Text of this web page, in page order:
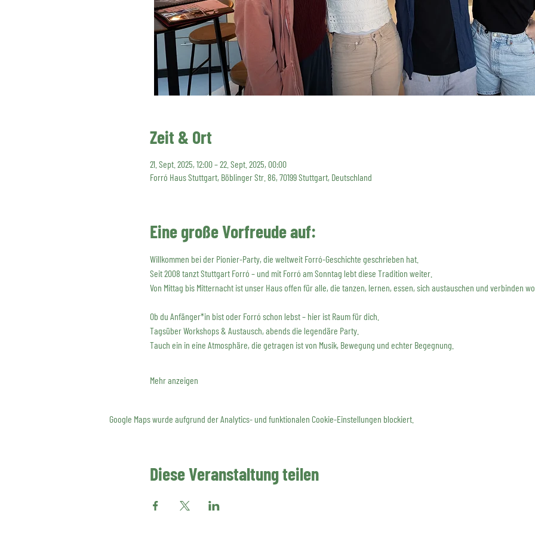
Zeit & Ort
21. Sept. 2025, 12:00 – 22. Sept. 2025, 00:00
Forró Haus Stuttgart, Böblinger Str. 86, 70199 Stuttgart, Deutschland
Eine große Vorfreude auf:
Willkommen bei der Pionier-Party, die weltweit Forró-Geschichte geschrieben hat.
Seit 2008 tanzt Stuttgart Forró – und mit Forró am Sonntag lebt diese Tradition weiter.
Von Mittag bis Mitternacht ist unser Haus offen für alle, die tanzen, lernen, essen, sich austauschen und verbinden
Ob du Anfänger*in bist oder Forró schon lebst – hier ist Raum für dich.
Tagsüber Workshops & Austausch, abends die legendäre Party.
Tauch ein in eine Atmosphäre, die getragen ist von Musik, Bewegung und echter Begegnung.
Mehr anzeigen
Google Maps wurde aufgrund der Analytics- und funktionalen Cookie-Einstellungen blockiert.
Diese Veranstaltung teilen